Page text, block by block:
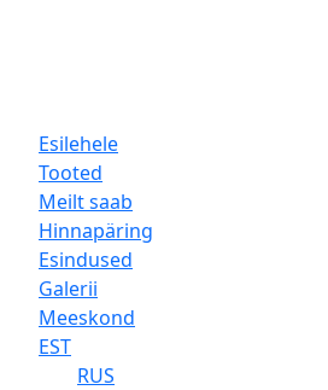
Esilehele
Tooted
Meilt saab
Hinnapäring
Esindused
Galerii
Meeskond
EST
RUS